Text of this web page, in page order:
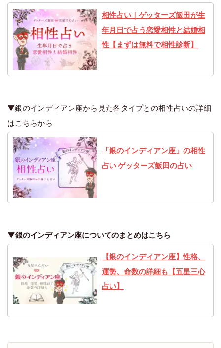
相性占い｜ゲッターズ飯田が生
年月日で占う恋愛相性と結婚相
性【まずは無料で相性診断】
▼銀のインディアン座から見た各タイプとの相性占いの詳細
はこちらから
「銀のインディアン座」の相性
占い ゲッターズ飯田の占い
▼銀のインディアン座についてのまとめはこちら
【銀のインディアン座】性格、
運勢、命数の詳細も【五星三心
占い】